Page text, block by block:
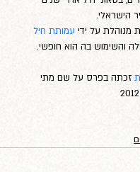
הישראלי.
מנוהלת על ידי עמותת חיל
והשימוש בה הוא חופשי.
זכתה בפרס על שם מתי